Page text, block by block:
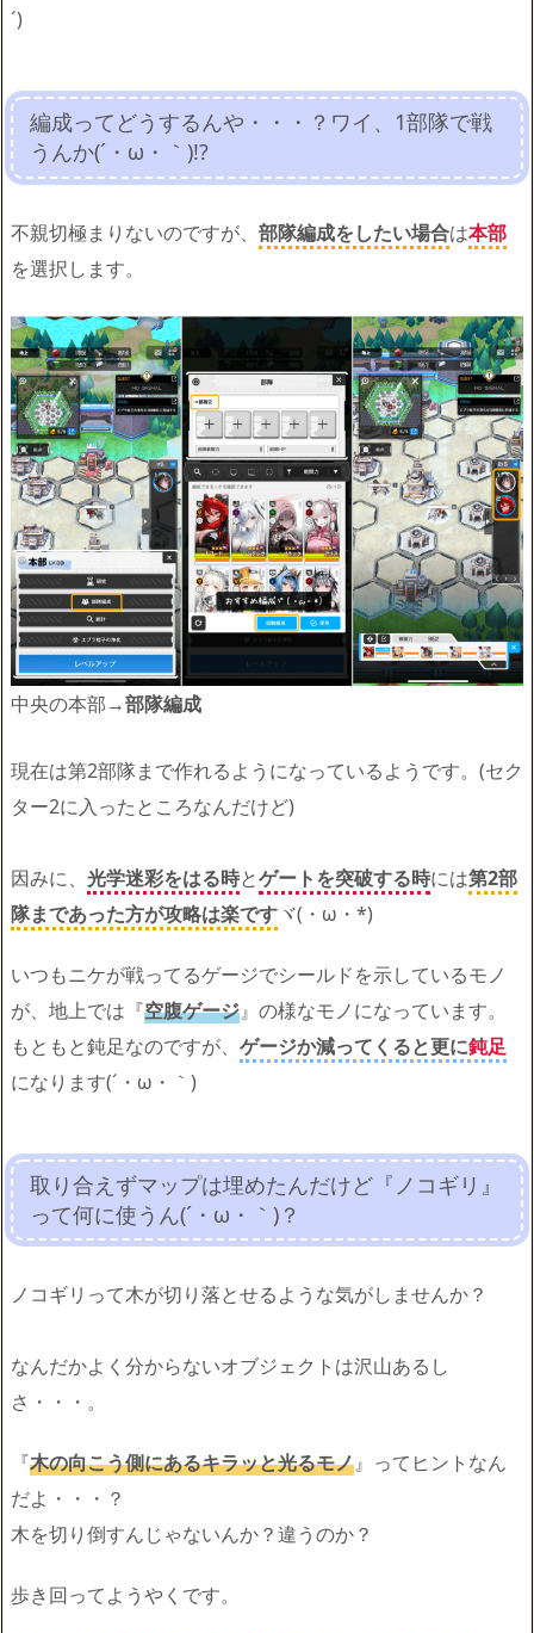
´)ゞ
編成ってどうするんや・・・？ワイ、1部隊で戦
うんか(´・ω・｀)!?
不親切極まりないのですが、 部隊編成をしたい場合は本部
を選択します。
中央の本部→部隊編成
現在は第2部隊まで作れるようになっているようです。(セク
ター2に入ったところなんだけど)
因みに、 光学迷彩をはる時とゲートを突破する時には第2部
隊まであった方が攻略は楽です ヾ(・ω・*)
いつもニケが戦ってるゲージでシールドを示しているモノ
が、地上では『空腹ゲージ』の様なモノになっています。
もともと鈍足なのですが、 ゲージか減ってくると更に鈍足
になります(´・ω・｀)
取り合えずマップは埋めたんだけど『ノコギリ』
って何に使うん(´・ω・｀)？
ノコギリって木が切り落とせるような気がしませんか？
なんだかよく分からないオブジェクトは沢山あるし
さ・・・。
『木の向こう側にあるキラッと光るモノ』ってヒントなん
だよ・・・？
木を切り倒すんじゃないんか？違うのか？
歩き回ってようやくです。